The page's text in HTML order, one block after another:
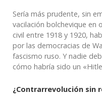
Sería más prudente, sin
vacilación bolchevique en
civil entre 1918 y 1920,
por las democracias de
fascismo ruso. Y nadie
cómo habría sido un
¿Contrarrevolución sin